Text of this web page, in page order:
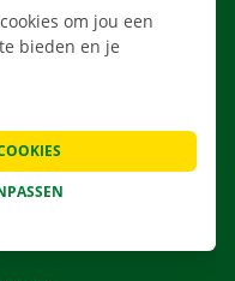
om jou een
bieden en je